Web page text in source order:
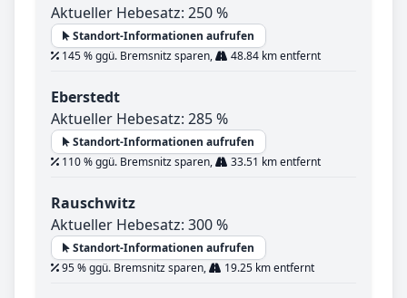
Aktueller Hebesatz: 250 %
Standort-Informationen aufrufen
145 % ggü. Bremsnitz sparen,
48.84 km entfernt
Eberstedt
Aktueller Hebesatz: 285 %
Standort-Informationen aufrufen
110 % ggü. Bremsnitz sparen,
33.51 km entfernt
Rauschwitz
Aktueller Hebesatz: 300 %
Standort-Informationen aufrufen
95 % ggü. Bremsnitz sparen,
19.25 km entfernt